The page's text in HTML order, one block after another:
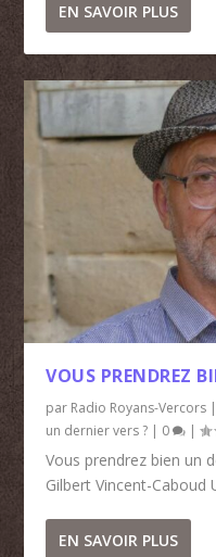
EN SAVOIR PLUS
VOUS PRENDREZ
par Radio Royans-Vercors |
un dernier vers ? | 0 |
Vous prendrez bien un
Gilbert Vincent-Caboud
EN SAVOIR PLUS